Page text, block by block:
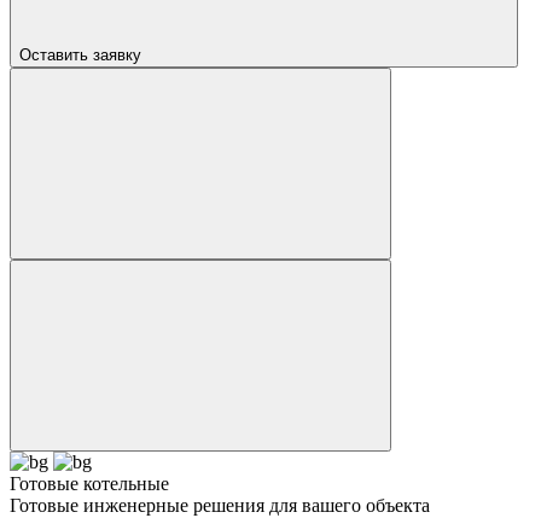
Оставить заявку
Готовые котельные
Готовые инженерные решения для вашего объекта